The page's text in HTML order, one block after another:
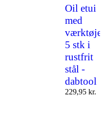
Oil etui
med
5 stk i
rustfrit
stål -
dabtool
229,95 kr.